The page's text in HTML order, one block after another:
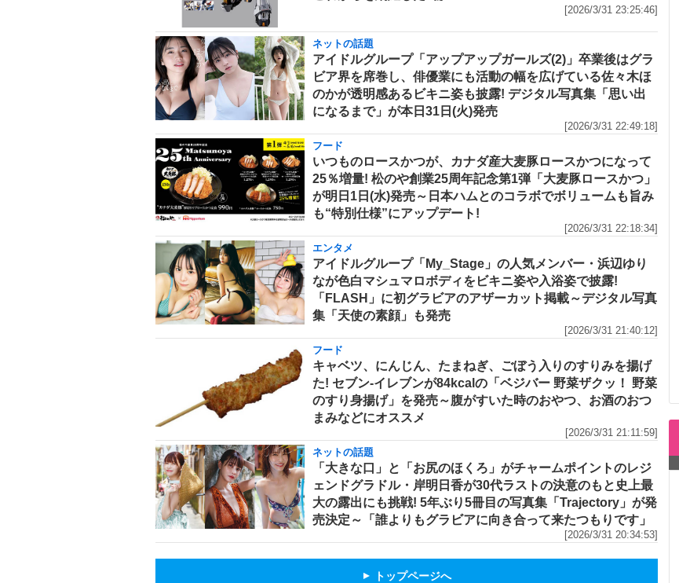
[2026/3/31 23:25:46]
ネットの話題
アイドルグループ「アップアップガールズ(2)」卒業後はグラ
ビア界を席巻し、俳優業にも活動の幅を広げている佐々木ほ
のかが透明感あるビキニ姿も披露! デジタル写真集「思い出
になるまで」が本日31日(火)発売
[2026/3/31 22:49:18]
フード
いつものロースかつが、カナダ産大麦豚ロースかつになって
25％増量! 松のや創業25周年記念第1弾「大麦豚ロースかつ」
が明日1日(水)発売～日本ハムとのコラボでボリュームも旨み
も“特別仕様”にアップデート!
[2026/3/31 22:18:34]
エンタメ
アイドルグループ「My_Stage」の人気メンバー・浜辺ゆり
なが色白マシュマロボディをビキニ姿や入浴姿で披露!
「FLASH」に初グラビアのアザーカット掲載～デジタル写真
集「天使の素顔」も発売
[2026/3/31 21:40:12]
フード
キャベツ、にんじん、たまねぎ、ごぼう入りのすりみを揚げ
た! セブン‐イレブンが84kcalの「ベジバー 野菜ザクッ！ 野菜
のすり身揚げ」を発売～腹がすいた時のおやつ、お酒のおつ
まみなどにオススメ
[2026/3/31 21:11:59]
ネットの話題
「大きな口」と「お尻のほくろ」がチャームポイントのレジ
ェンドグラドル・岸明日香が30代ラストの決意のもと史上最
大の露出にも挑戦! 5年ぶり5冊目の写真集「Trajectory」が発
売決定～「誰よりもグラビアに向き合って来たつもりです」
[2026/3/31 20:34:53]
▲ トップページへ